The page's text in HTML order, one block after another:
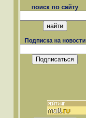
поиск по сайту
Подписка на новости